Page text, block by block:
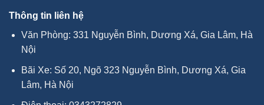
Thông tin liên hệ
Văn Phòng: 331 Nguyễn Bình, Dương Xá, Gia Lâm, Hà
Nội
Bãi Xe: Số 20, Ngõ 323 Nguyễn Bình, Dương Xá, Gia
Lâm, Hà Nội